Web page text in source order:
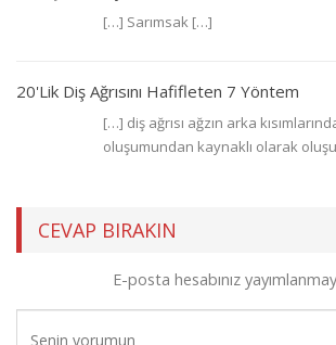
[…] Sarımsak […]
20'lik Diş Ağrısını Hafifleten 7 Yöntem
[…] diş ağrısı ağzın arka
oluşumundan kaynaklı olarak
CEVAP BIRAKIN
E-posta hesabınız